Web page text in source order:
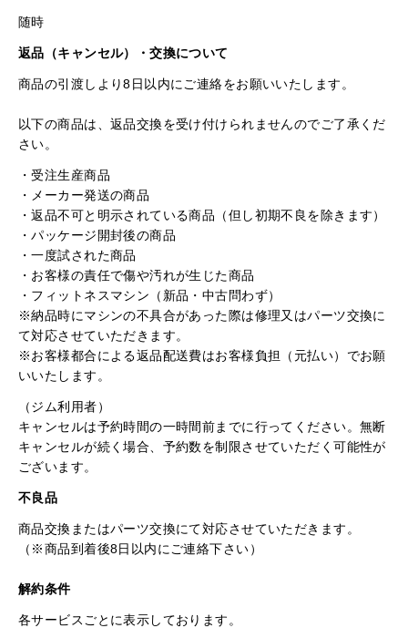
随時
返品（キャンセル）・交換について
商品の引渡しより8日以内にご連絡をお願いいたします。
以下の商品は、返品交換を受け付けられませんのでご了承くだ
さい。
・受注生産商品
・メーカー発送の商品
・返品不可と明示されている商品（但し初期不良を除きます）
・パッケージ開封後の商品
・一度試された商品
・お客様の責任で傷や汚れが生じた商品
・フィットネスマシン（新品・中古問わず）
※納品時にマシンの不具合があった際は修理又はパーツ交換に
て対応させていただきます。
※お客様都合による返品配送費はお客様負担（元払い）でお願
いいたします。
（ジム利用者）
キャンセルは予約時間の一時間前までに行ってください。無断
キャンセルが続く場合、予約数を制限させていただく可能性が
ございます。
不良品
商品交換またはパーツ交換にて対応させていただきます。
（※商品到着後8日以内にご連絡下さい）
解約条件
各サービスごとに表示しております。